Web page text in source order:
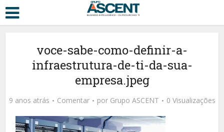
voce-sabe-como-definir-a-
infraestrutura-de-ti-da-sua-
empresa.jpeg
9 anos atrás Comentar por Grupo ASCENT 0 Visualizações